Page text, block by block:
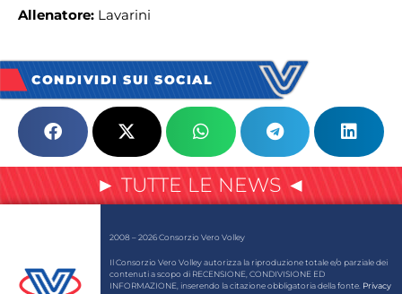
Allenatore: Lavarini
CONDIVIDI SUI SOCIAL
► TUTTE LE NEWS ◄
2008 – 2026 Consorzio Vero Volley
Il Consorzio Vero Volley autorizza la riproduzione totale e/o parziale dei
contenuti a scopo di RECENSIONE, CONDIVISIONE ED
INFORMAZIONE, inserendo la citazione obbligatoria della fonte. Privacy